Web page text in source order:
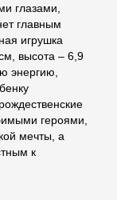
глазами,
главным
игрушка
высота – 6,9
энергию,
героями,
мечты, а
к